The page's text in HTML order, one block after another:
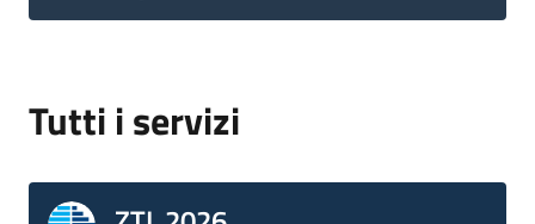
Tutti i servizi